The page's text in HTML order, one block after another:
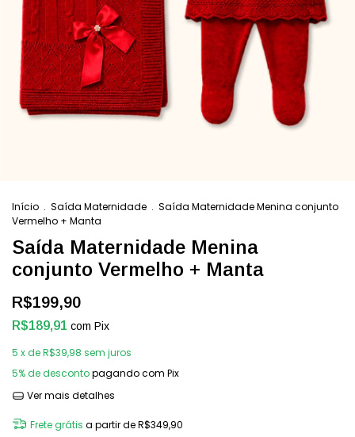
Início . Saída Maternidade . Saída Maternidade Menina conjunto
Vermelho + Manta
Saída Maternidade Menina
conjunto Vermelho + Manta
R$199,90
R$189,91 com Pix
5 x deR$39,98 sem juros
5% de descontopagando com Pix
Ver mais detalhes
Frete grátis a partir deR$349,90